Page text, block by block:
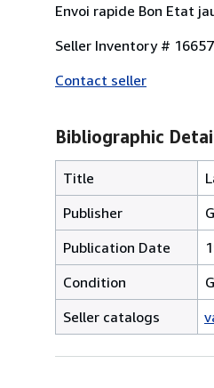
Envoi rapide Bon Etat
Seller Inventory #
Contact seller
Bibliographic
Title
Publisher
Publication Date
Condition
Seller catalogs